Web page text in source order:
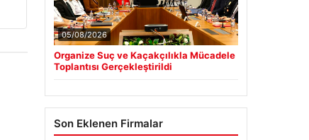
05/08/2026
Organize Suç ve Kaçakçılıkla Mücadele
Toplantısı Gerçekleştirildi
Son Eklenen Firmalar